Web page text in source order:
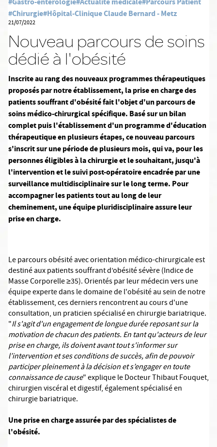
#Chirurgie#Hôpital-Clinique Claude Bernard - Metz
21/07/2022
Nouveau parcours de soins
dédié à l'obésité
Inscrite au rang des nouveaux programmes thérapeutiques
proposés par notre établissement, la prise en charge des
patients souffrant d'obésité fait l'objet d'un parcours de
soins médico-chirurgical spécifique. Basé sur un bilan
complet puis l'établissement d'un programme d'éducation
thérapeutique en plusieurs étapes, ce nouveau parcours
s'inscrit sur une période de plusieurs mois, qui va, pour les
personnes éligibles à la chirurgie et le souhaitant, jusqu'à
l'intervention et le suivi post-opératoire encadrée par une
surveillance multidisciplinaire sur le long terme. Pour
accompagner les patients tout au long de leur
cheminement, une équipe pluridisciplinaire assure leur
prise en charge.
Le parcours obésité avec orientation médico-chirurgicale est
destiné aux patients souffrant d’obésité sévère (Indice de
Masse Corporelle ≥35). Orientés par leur médecin vers une
équipe experte dans le domaine de l'obésité au sein de notre
établissement, ces derniers rencontrent au cours d'une
consultation, un praticien spécialisé en chirurgie bariatrique.
"Il s'agit d'un engagement de longue durée reposant sur la
motivation de chacun des patients. En tant qu'acteurs de leur
prise en charge, ils doivent avant tout s'informer sur
l’intervention et ses conditions de succès, afin de pouvoir
participer pleinement à la décision et s’engager en toute
connaissance de cause" explique le Docteur Thibaut Fouquet,
chirurgien viscéral et digestif, également spécialisé en
chirurgie bariatrique.
Une prise en charge assurée par des spécialistes de
l'obésité.